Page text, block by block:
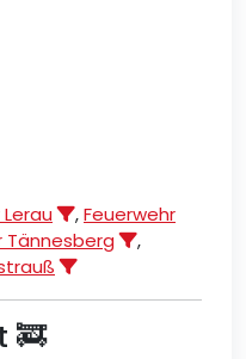
,Feuerwehr
Tännesberg
,
🚒